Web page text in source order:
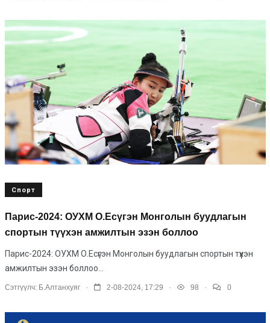
Спорт
Парис-2024: ОУХМ О.Есүгэн Монголын буудлагын
спортын түүхэн амжилтын эзэн боллоо
Парис-2024: ОУХМ О.Есүгэн Монголын буудлагын спортын түүхэн
амжилтын эзэн боллоо...
Сэтгүүлч: Б.Алтанхуяг . 2-08-2024, 17:29 . 98 . 0